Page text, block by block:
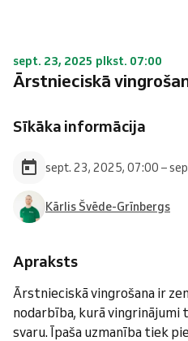
sept. 23, 2025 plkst. 07:00
Ārstnieciskā
Sīkāka informācija
sept. 23, 2025, 07:00 –
Kārlis Švēde-Grīnbergs
Apraksts
Ārstnieciskā vingrošana ir
nodarbība, kurā vingrinājumi
svaru. Īpaša uzmanība tiek